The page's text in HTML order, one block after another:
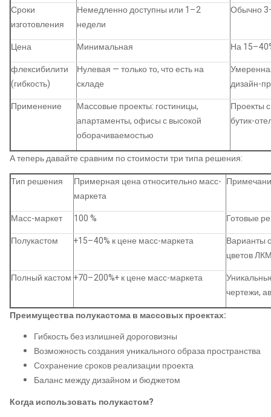
Сроки
изготовления
Немедленно доступны или 1–2
недели
Обычно
Цена Минимальная
На
флексибилити
(гибкость)
Нулевая — только то, что есть на
складе
дизайн-
Применение
Массовые проекты: гостиницы,
апартаменты, офисы с высокой
оборачиваемостью
Проекты
бутик-
А теперь давайте сравним по стоимости три типа решения:
Тип решения
Примерная цена относительно масс-
маркета
Масс-маркет 100 %
Готовые
Полукастом
+15–40% к цене масс-маркета
Варианты
цветов
Полный кастом +70–200%+ к цене масс-маркета
чертежи,
Преимущества полукастома в массовых проектах:
Гибкость без излишней дороговизны
Возможность создания уникального образа пространства
Сохранение сроков реализации проекта
Баланс между дизайном и бюджетом
Когда использовать полукастом?